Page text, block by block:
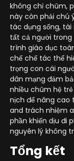
không chỉ chũm,
này còn phải chú
tác dụng sống,
tất cả người trong
trình giáo dục
chế chế tác thể
trọng con cái
dân mạng đảm
nhiều chũm hệ
nịch để nâng cao
and trách nhiệm
phần khiến dịu đi
nguyên lý không
Tổng kết